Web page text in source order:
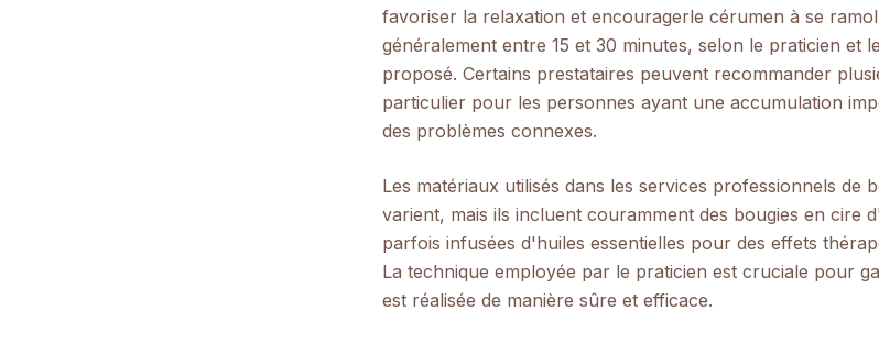
favoriser la relaxation et encouragerle cérumen à se
généralement entre 15 et 30 minutes, selon le praticien et
proposé. Certains prestataires peuvent recommander
particulier pour les personnes ayant une accumulation
des problèmes connexes.
Les matériaux utilisés dans les services professionnels de
varient, mais ils incluent couramment des bougies en cire
parfois infusées d'huiles essentielles pour des effets
La technique employée par le praticien est cruciale pour
est réalisée de manière sûre et efficace.